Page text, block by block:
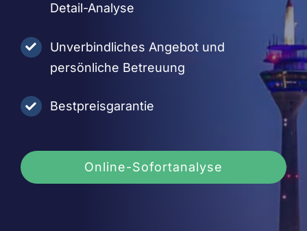
Detail-Analyse
Unverbindliches Angebot und
persönliche Betreuung
Bestpreisgarantie
Online-Sofortanalyse